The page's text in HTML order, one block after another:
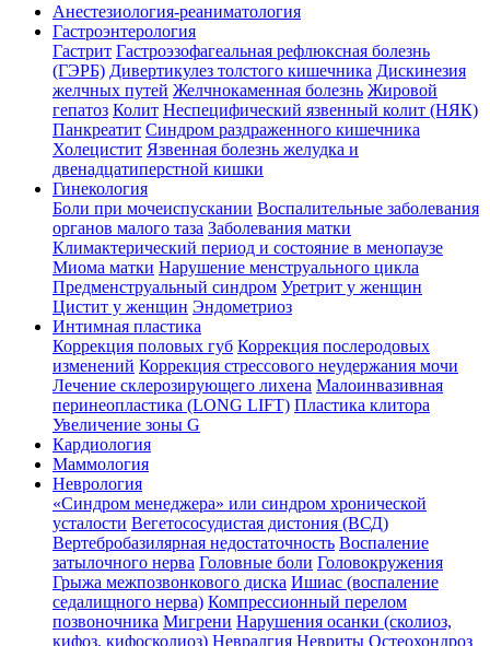
Анестезиология-реаниматология
Гастроэнтерология
Гастрит Гастроэзофагеальная рефлюксная болезнь
(ГЭРБ) Дивертикулез толстого кишечника Дискинезия
желчных путей Желчнокаменная болезнь Жировой
гепатоз Колит Неспецифический язвенный колит (НЯК)
Панкреатит Синдром раздраженного кишечника
Холецистит Язвенная болезнь желудка и
двенадцатиперстной кишки
Гинекология
Боли при мочеиспускании Воспалительные заболевания
органов малого таза Заболевания матки
Климактерический период и состояние в менопаузе
Миома матки Нарушение менструального цикла
Предменструальный синдром Уретрит у женщин
Цистит у женщин Эндометриоз
Интимная пластика
Коррекция половых губ Коррекция послеродовых
изменений Коррекция стрессового неудержания мочи
Лечение склерозирующего лихена Малоинвазивная
перинеопластика (LONG LIFT) Пластика клитора
Увеличение зоны G
Кардиология
Маммология
Неврология
«Синдром менеджера» или синдром хронической
усталости Вегетососудистая дистония (ВСД)
Вертебробазилярная недостаточность Воспаление
затылочного нерва Головные боли Головокружения
Грыжа межпозвонкового диска Ишиас (воспаление
седалищного нерва) Компрессионный перелом
позвоночника Мигрени Нарушения осанки (сколиоз,
кифоз, кифосколиоз) Невралгия Невриты Остеохондроз